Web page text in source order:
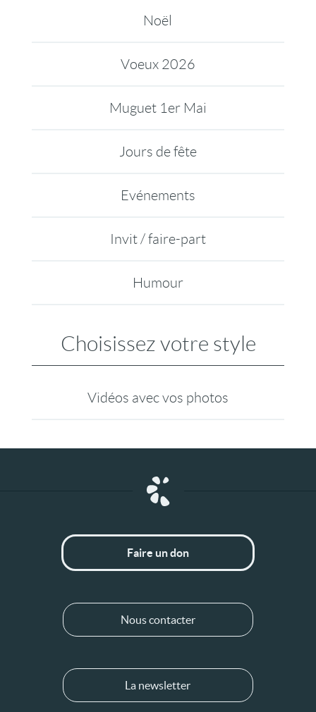
Noël
Voeux 2026
Muguet 1er Mai
Jours de fête
Evénements
Invit / faire-part
Humour
Choisissez votre style
Vidéos avec vos photos
Faire un don
Nous contacter
La newsletter